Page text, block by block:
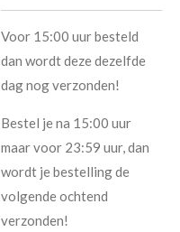
Voor 15:00 uur besteld
dan wordt deze dezelfde
dag nog verzonden!
Bestel je na 15:00 uur
maar voor 23:59 uur, dan
wordt je bestelling de
volgende ochtend
verzonden!